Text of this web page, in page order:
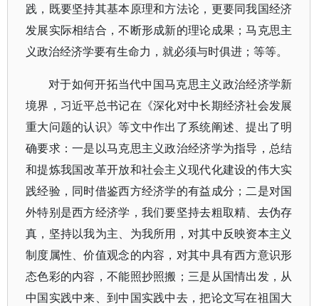
践，既要坚持其基本原理和方法论，更要同我国经济
发展实际相结合，不断形成新的理论成果；马克思主
义政治经济学要有生命力，就必须与时俱进；等等。
对于如何开拓当代中国马克思主义政治经济学新
境界，习近平总书记在《深化对中长期经济社会发展
重大问题的认识》等文中作出了系统阐述、提出了明
确要求：一是以马克思主义政治经济学为指导，总结
和提炼我国改革开放和社会主义现代化建设的伟大实
践经验，同时借鉴西方经济学的有益成分；二是对国
外特别是西方经济学，我们要坚持去粗取精、去伪存
真，坚持以我为主、为我所用，对其中反映资本主义
制度属性、价值观念的内容，对其中具有西方意识形
态色彩的内容，不能照抄照搬；三是从国情出发，从
中国实践中来、到中国实践中去，把论文写在祖国大